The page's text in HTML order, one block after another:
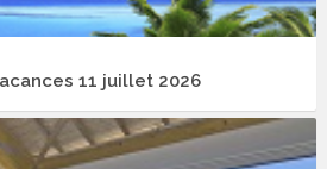
11 juillet 2026